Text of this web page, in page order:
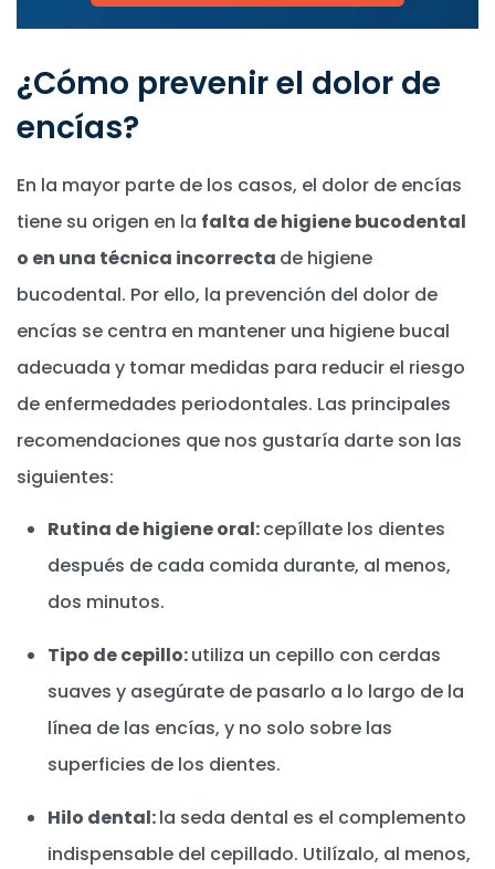
¿Cómo prevenir el dolor de
encías?
En la mayor parte de los casos, el dolor de encías
tiene su origen en la falta de higiene bucodental
o en una técnica incorrecta de higiene
bucodental. Por ello, la prevención del dolor de
encías se centra en mantener una higiene bucal
adecuada y tomar medidas para reducir el riesgo
de enfermedades periodontales. Las principales
recomendaciones que nos gustaría darte son las
siguientes:
Rutina de higiene oral:cepíllate los dientes
después de cada comida durante, al menos,
dos minutos.
Tipo de cepillo:utiliza un cepillo con cerdas
suaves y asegúrate de pasarlo a lo largo de la
línea de las encías, y no solo sobre las
superficies de los dientes.
Hilo dental:la seda dental es el complemento
indispensable del cepillado. Utilízalo, al menos,